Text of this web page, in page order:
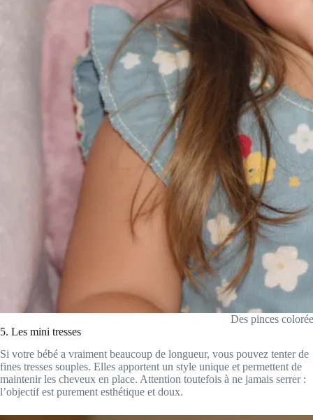
Des pinces
5. Les mini tresses
Si votre bébé a vraiment beaucoup de longueur, vous pouvez tenter de
fines tresses souples. Elles apportent un style unique et permettent de
maintenir les cheveux en place. Attention toutefois à ne jamais serrer :
l’objectif est purement esthétique et doux.